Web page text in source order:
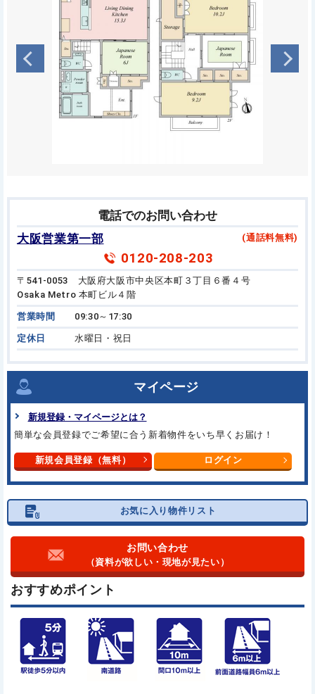
電話でのお問い合わせ
大阪営業第一部
(通話料無料)
0120-208-203
〒541-0053 大阪府大阪市中央区本町３丁目６番４号
Osaka Metro 本町ビル４階
営業時間 09:30～17:30
定休日 水曜日・祝日
マイページ
新規登録・マイページとは？
簡単な会員登録でご希望に合う 新着物件をいち早くお届け！
新規会員登録（無料） ログイン
お気に入り物件リスト
お問い合わせ
（資料が欲しい・現地が見たい）
おすすめポイント